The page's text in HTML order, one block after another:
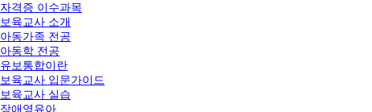
자격증 이수과목
보육교사 소개
아동가족 전공
아동학 전공
유보통합이란
보육교사 입문가이드
보육교사 실습
장애영유아